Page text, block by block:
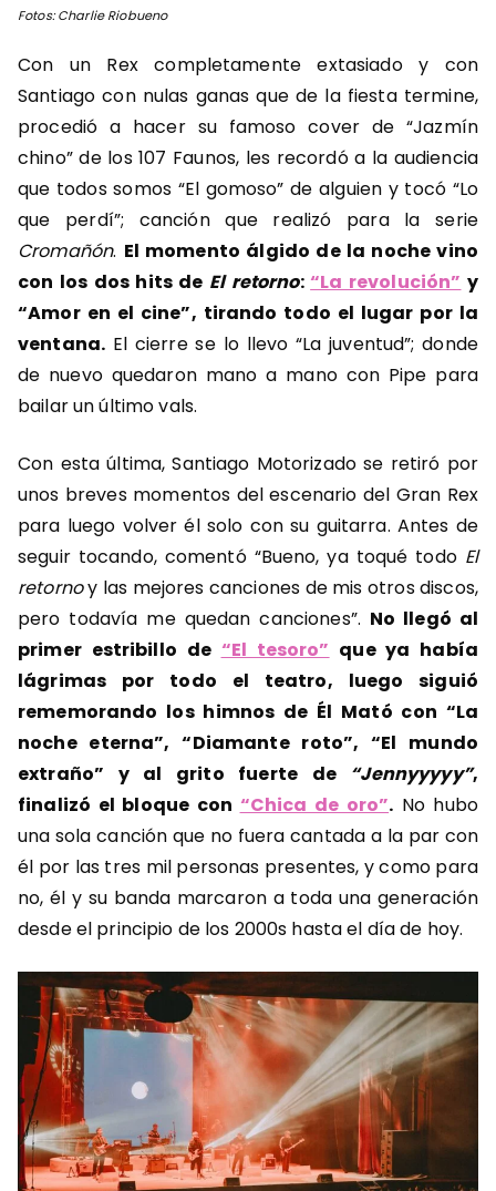
Fotos: Charlie Riobueno
Con un Rex completamente extasiado y con
Santiago con nulas ganas que de la fiesta termine,
procedió a hacer su famoso cover de “Jazmín
chino” de los 107 Faunos, les recordó a la audiencia
que todos somos “El gomoso” de alguien y tocó “Lo
que perdí”; canción que realizó para la serie
Cromañón. El momento álgido de la noche vino
con los dos hits de El retorno:“La revolución” y
“Amor en el cine”, tirando todo el lugar por la
ventana. El cierre se lo llevo “La juventud”; donde
de nuevo quedaron mano a mano con Pipe para
bailar un último vals.
Con esta última, Santiago Motorizado se retiró por
unos breves momentos del escenario del Gran Rex
para luego volver él solo con su guitarra. Antes de
seguir tocando, comentó “Bueno, ya toqué todo El
retornoy las mejores canciones de mis otros discos,
pero todavía me quedan canciones”. No llegó al
primer estribillo de “El tesoro” que ya había
lágrimas por todo el teatro, luego siguió
rememorando los himnos de Él Mató con “La
noche eterna”, “Diamante roto”, “El mundo
extraño” y al grito fuerte de “Jennyyyyy”,
finalizó el bloque con “Chica de oro”. No hubo
una sola canción que no fuera cantada a la par con
él por las tres mil personas presentes, y como para
no, él y su banda marcaron a toda una generación
desde el principio de los 2000s hasta el día de hoy.